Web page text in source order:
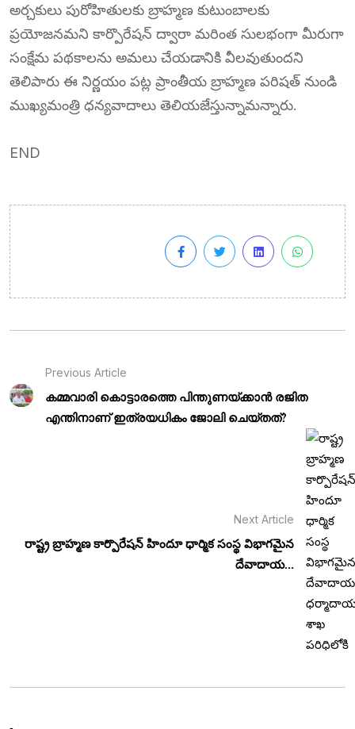
అర్చకులు పురోహితులకు బ్రాహ్మణ కుటుంబాలకు
ప్రయోజనమని కార్పొరేషన్ ద్వారా మరింత సులభంగా మీరుగా
సంక్షేమ పథకాలను అమలు చేయడానికి వీలవుతుందని
తెలిపారు ఈ నిర్ణయం పట్ల ప్రాంతీయ బ్రాహ్మణ పరిషత్ నుండి
ముఖ్యమంత్రి ధన్యవాదాలు తెలియజేస్తున్నామన్నారు.
END
Previous Article
കമ്മവാരി കൊട്ടാരത്തെ പിന്തുണയ്ക്കാൻ രജിത
എന്തിനാണ് ഇത്രയധികം ജോലി ചെയ്തത്?
Next Article
రాష్ట్ర బ్రాహ్మణ కార్పొరేషన్ హిందూ ధార్మిక సంస్థ విభాగమైన
దేవాదాయ...